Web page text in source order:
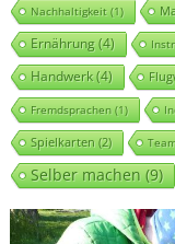
Nachhaltigkeit(1)
Ernährung(4)
Handwerk(4)
Fremdsprachen(1)
Spielkarten(2)
Selber machen(9)